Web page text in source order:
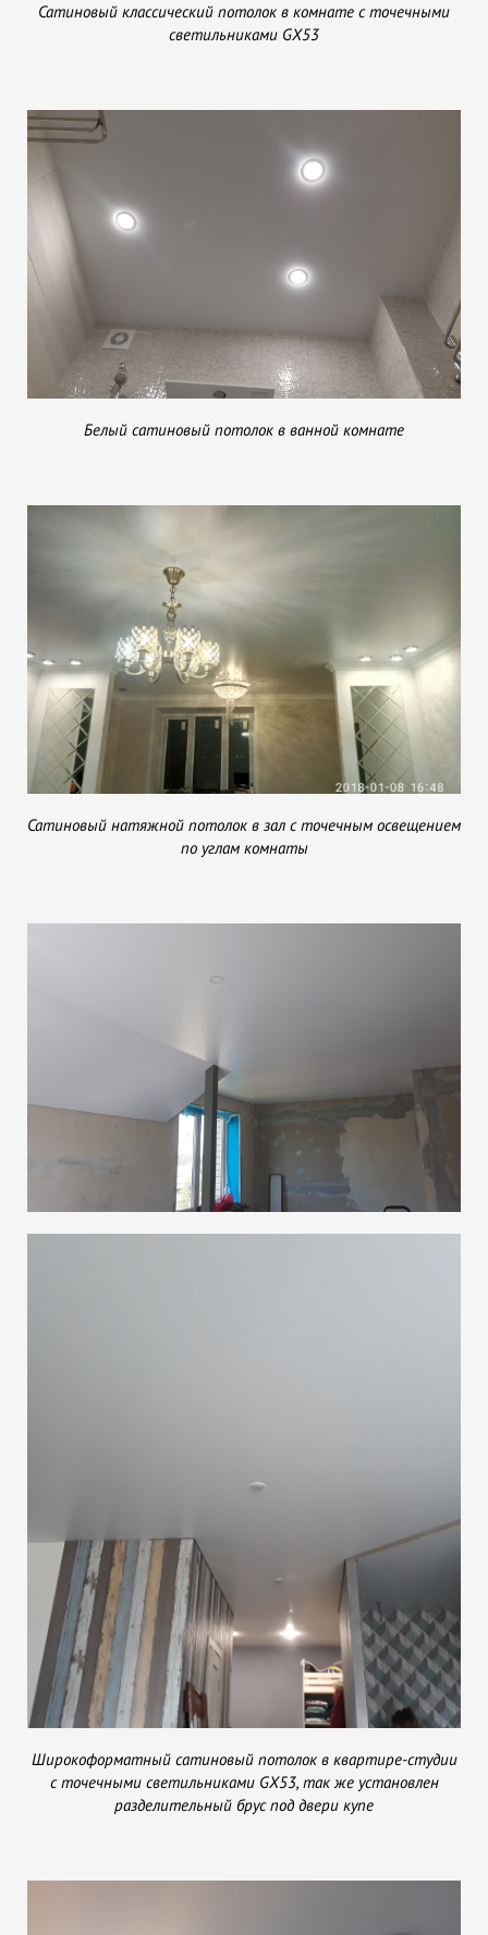
Сатиновый классический потолок в комнате с точечными
светильниками GX53
Белый сатиновый потолок в ванной комнате
Сатиновый натяжной потолок в зал с точечным освещением
по углам комнаты
Широкоформатный сатиновый потолок в квартире-студии
с точечными светильниками GX53, так же установлен
разделительный брус под двери купе